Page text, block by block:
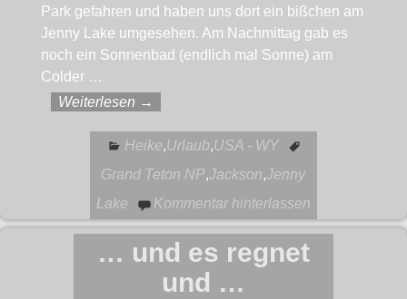
Park gefahren und haben uns dort ein bißchen am
Jenny Lake umgesehen. Am Nachmittag gab es
noch ein Sonnenbad (endlich mal Sonne) am
Colder …
Weiterlesen →
Heike,Urlaub,USA - WY
Grand Teton NP,Jackson,Jenny
Lake
Kommentar hinterlassen
… und es regnet
und …